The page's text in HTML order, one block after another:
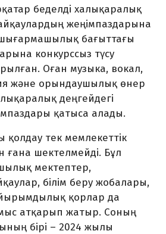
беделді халықаралық
жеңімпаздарына
шығармашылық бағыттағы
конкурссыз түсу
Оған музыка, вокал,
және орындаушылық өнер
деңгейдегі
қатыса алады.
тек мемлекеттік
ғана шектелмейді. Бұл
мектептер,
білім беру жобалары,
қорлар да
атқарып жатыр. Соның
бірі – 2024 жылы